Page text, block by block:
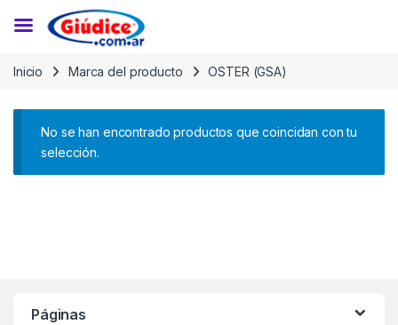
Inicio Marca del producto OSTER (GSA)
No se han encontrado productos que coincidan con tu
selección.
Páginas